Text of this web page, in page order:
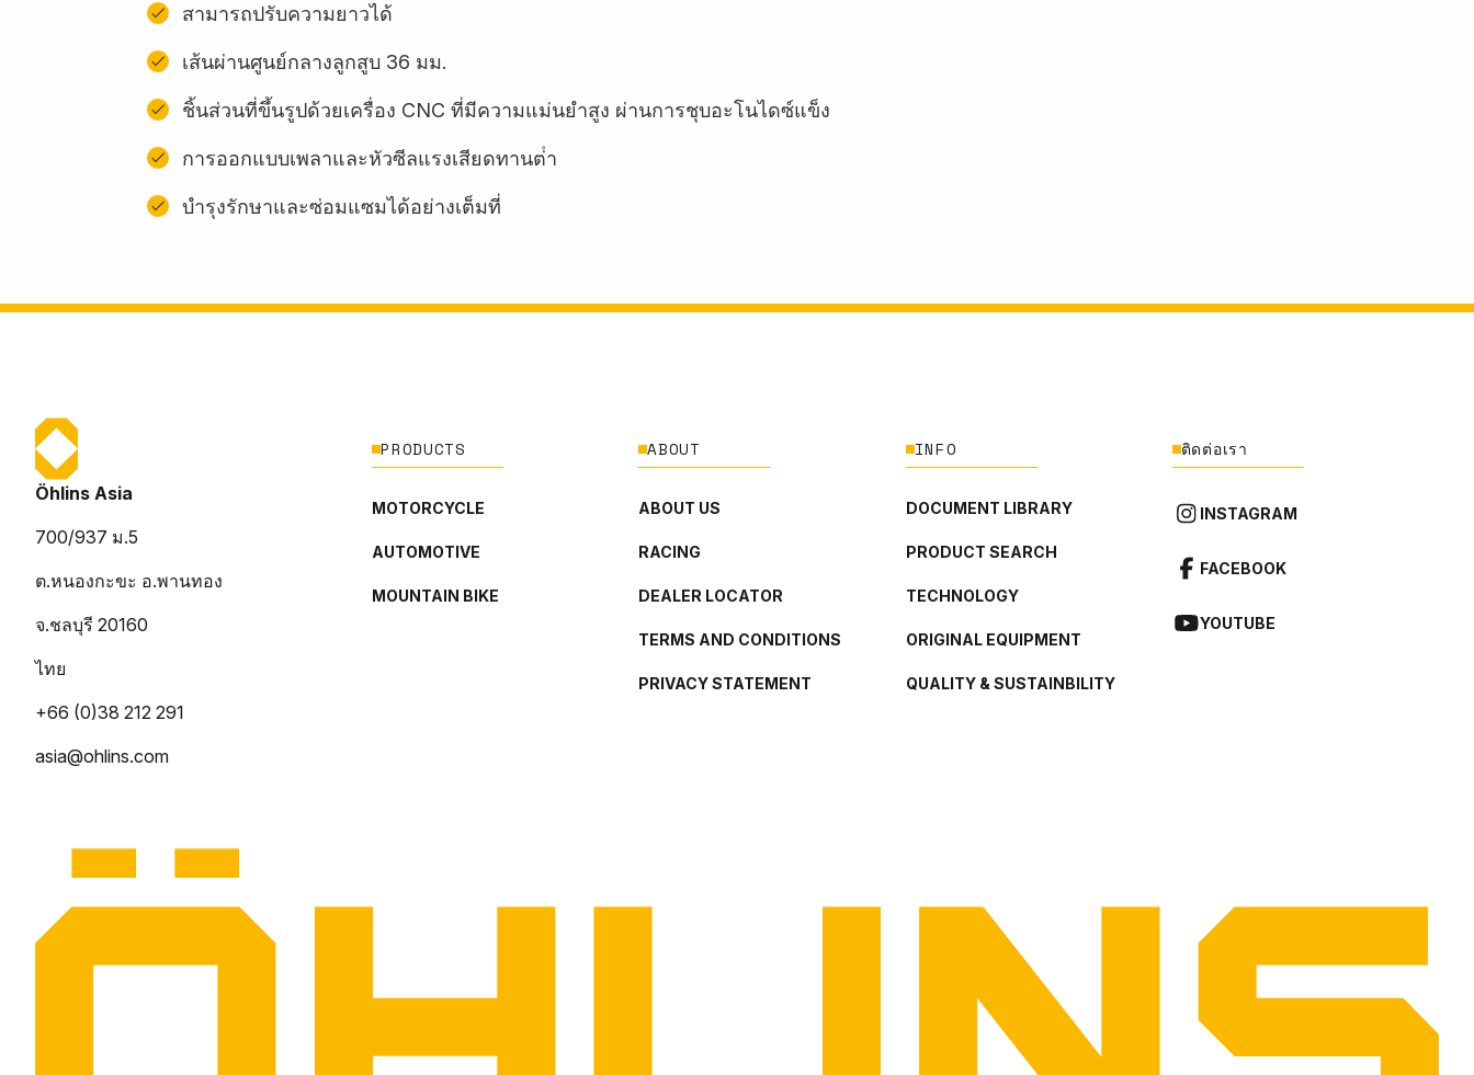
สามารถปรับความยาวได้
เส้นผ่านศูนย์กลางลูกสูบ 36 มม.
ชิ้นส่วนที่ขึ้นรูปด้วยเครื่อง CNC ที่มีความแม่นยำสูง ผ่านการชุบอะโนไดซ์แข็ง
การออกแบบเพลาและหัวซีลแรงเสียดทานต่ํา
บํารุงรักษาและซ่อมแซมได้อย่างเต็มที่
Öhlins Asia
700/937 ม.5
ต.หนองกะขะ อ.พานทอง
จ.ชลบุรี 20160
ไทย
+66 (0)38 212 291
asia@ohlins.com
PRODUCTS
MOTORCYCLE
AUTOMOTIVE
MOUNTAIN BIKE
ABOUT
ABOUT US
RACING
DEALER LOCATOR
TERMS AND CONDITIONS
PRIVACY STATEMENT
INFO
DOCUMENT LIBRARY
PRODUCT SEARCH
TECHNOLOGY
ORIGINAL EQUIPMENT
QUALITY & SUSTAINBILITY
ติดต่อเรา
INSTAGRAM
FACEBOOK
YOUTUBE